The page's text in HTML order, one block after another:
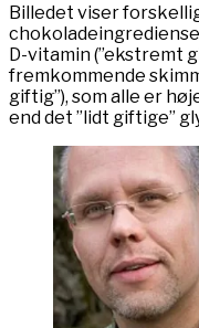
Billedet viser
D-vitamin (”ekstremt
fremkommende
giftig”), som alle er
end det ”lidt giftige”